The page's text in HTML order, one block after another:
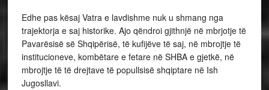
Edhe pas kësaj Vatra e lavdishme nuk u shmang nga
trajektorja e saj historike. Ajo qëndroi gjithnjë në mbrjotje të
Pavarësisë së Shqipërisë, të kufijëve të saj, në mbrojtje të
institucioneve, kombëtare e fetare në SHBA e gjetkë, në
mbrojtje të të drejtave të popullsisë shqiptare në Ish
Jugosllavi.